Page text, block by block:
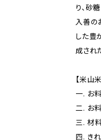
り、砂
入善の
した豊
成され
【米山
一. お
二. お
三. 材
四. き